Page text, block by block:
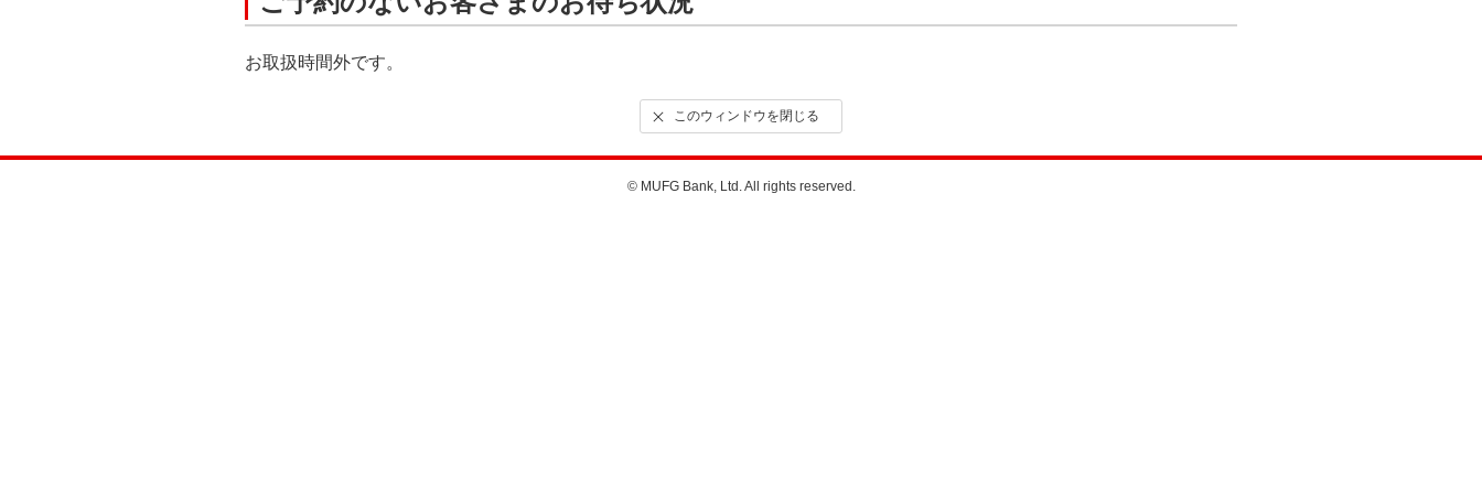
お取扱時間外です。
このウィンドウを閉じる
© MUFG Bank, Ltd. All rights reserved.